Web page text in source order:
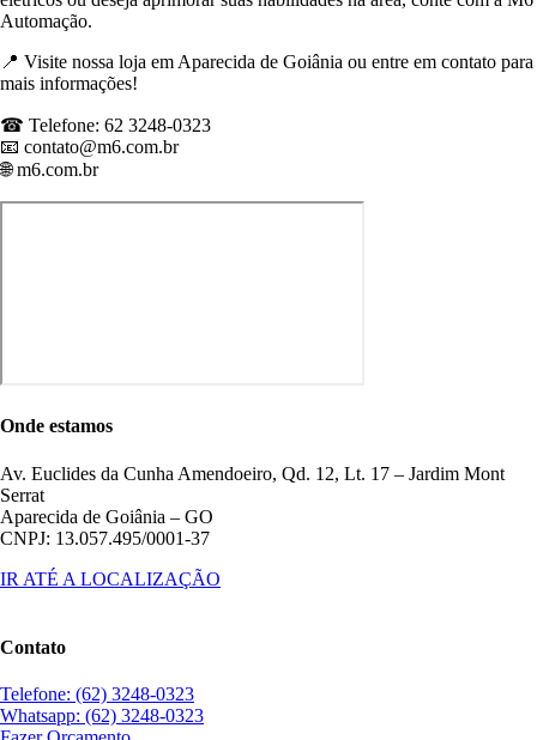
Automação.
📍 Visite nossa loja em Aparecida de Goiânia ou entre em contato para
mais informações!
☎ Telefone: 62 3248-0323
📧 contato@m6.com.br
🌐 m6.com.br
Onde estamos
Av. Euclides da Cunha Amendoeiro, Qd. 12, Lt. 17 – Jardim Mont
Serrat
Aparecida de Goiânia – GO
CNPJ: 13.057.495/0001-37
IR ATÉ A LOCALIZAÇÃO
Contato
Telefone: (62) 3248-0323
Whatsapp: (62) 3248-0323